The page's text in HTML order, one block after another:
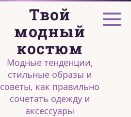
Твой
модный
костюм
Модные тенденции,
стильные образы и
советы, как правильно
сочетать одежду и
аксессуары